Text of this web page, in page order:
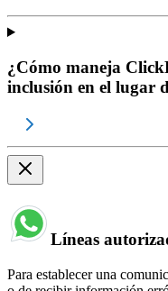
¿Cómo maneja
inclusión en el lugar
Líneas
Para establecer una